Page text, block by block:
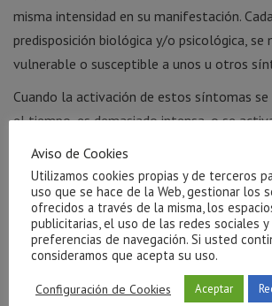
misma intensidad en su manifestación.
predisposición biológica y/o psicológica, se
vulnerable o susceptible a unos u otros
Cuando la activación de estos síntomas
el tiempo, es demasiado intensa, o se
efectos negativos de la ansiedad,
ya que hacemos funcionar de forma
mecanismo.
En muchas ocasiones lo que hacemos es
plazo este sentimiento de malestar
temidas o escapando de ellas, pero a largo
Aviso de Cookies
Utilizamos cookies propias y de terceros
uso que se hace de la Web, gestionar los
ofrecidos a través de la misma, los
publicitarias, el uso de las redes sociales y
preferencias de navegación. Si usted
consideramos que acepta su uso.
Configuración de Cookies Aceptar